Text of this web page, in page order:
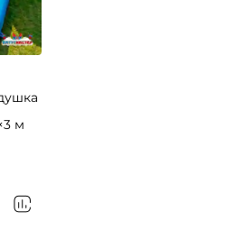
м